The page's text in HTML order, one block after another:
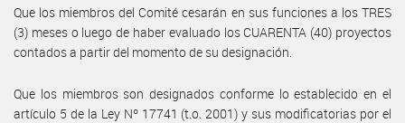
Que los miembros del Comité cesarán en sus funciones a los TRES
(3) meses o luego de haber evaluado los CUARENTA (40) proyectos
contados a partir del momento de su designación.
Que los miembros son designados conforme lo establecido en el
artículo 5 de la Ley Nº 17741 (t.o. 2001) y sus modificatorias por el